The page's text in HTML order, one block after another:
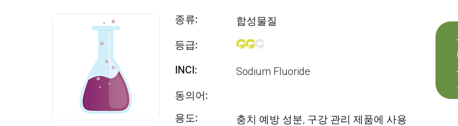
종류:
합성물질
등급:
INCI:
Sodium Fluoride
동의어:
용도:
충치 예방 성분, 구강 관리 제품에 사용